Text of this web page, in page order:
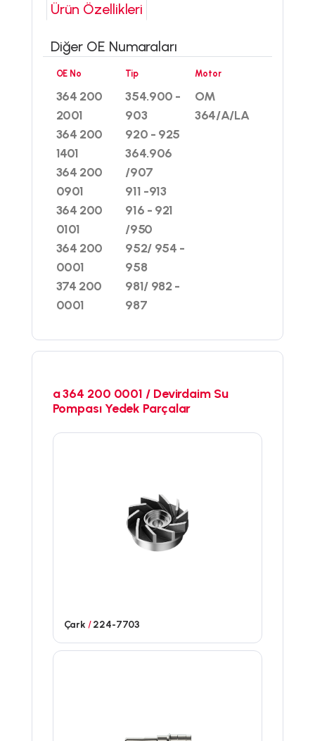
Ürün Özellikleri
Diğer OE Numaraları
OE No
364 200
2001
364 200
1401
364 200
0901
364 200
0101
364 200
0001
374 200
0001
Tip
354.900 -
903
920 - 925
364.906
/907
911 -913
916 - 921
/950
952/ 954 -
958
981/ 982 -
987
Motor
OM
364/A/LA
a 364 200 0001 / Devirdaim Su
Pompası Yedek Parçalar
Çark /224-7703